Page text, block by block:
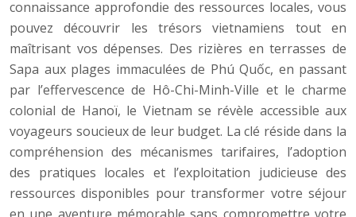
connaissance approfondie des ressources locales, vous
pouvez découvrir les trésors vietnamiens tout en
maîtrisant vos dépenses. Des rizières en terrasses de
Sapa aux plages immaculées de Phú Quốc, en passant
par l’effervescence de Hô-Chi-Minh-Ville et le charme
colonial de Hanoï, le Vietnam se révèle accessible aux
voyageurs soucieux de leur budget. La clé réside dans la
compréhension des mécanismes tarifaires, l’adoption
des pratiques locales et l’exploitation judicieuse des
ressources disponibles pour transformer votre séjour